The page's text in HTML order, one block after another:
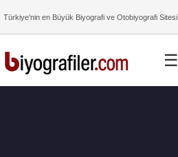
Türkiye’nin en Büyük Biyografi ve Otobiyografi Sitesi
☰